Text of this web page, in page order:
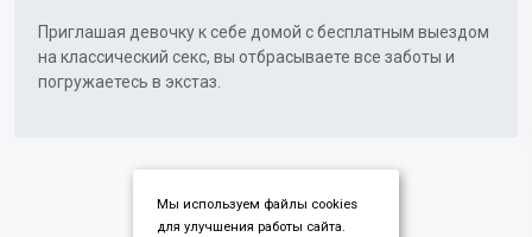
Приглашая девочку к себе домой с бесплатным выездом
на классический секс, вы отбрасываете все заботы и
погружаетесь в экстаз.
Мы используем файлы cookies
для улучшения работы сайта.